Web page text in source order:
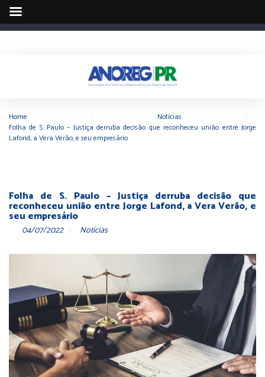
Home Notícias
Folha de S. Paulo – Justiça derruba decisão que reconheceu união entre Jorge
Lafond, a Vera Verão, e seu empresário
Folha de S. Paulo – Justiça derruba decisão que
reconheceu união entre Jorge Lafond, a Vera Verão, e
seu empresário
04/07/2022 Notícias